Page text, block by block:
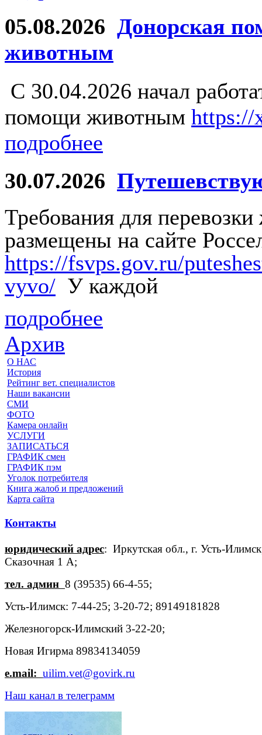
05.08.2026 Донорская
животным
С 30.04.2026 начал
помощи животным https://
подробнее
30.07.2026
Требования для
размещены на сайте
https://fsvps.gov.ru/
vyvo/ У каждой
подробнее
Архив
О НАС
История
Рейтинг вет. специалистов
Наши вакансии
СМИ
ФОТО
Камера онлайн
УСЛУГИ
ЗАПИСАТЬСЯ
ГРАФИК смен
ГРАФИК пэм
Уголок потребителя
Книга жалоб и предложений
Карта сайта
Контакты
юридический адрес: Иркутская обл., г. Усть-
Сказочная 1 А;
тел. админ 8 (39535) 66-4-55;
Усть-Илимск: 7-44-25; 3-20-72; 89149181828
Железногорск-Илимский 3-22-20;
Новая Игирма 89834134059
e.mail: uilim.vet@govirk.ru
Наш канал в телеграмм